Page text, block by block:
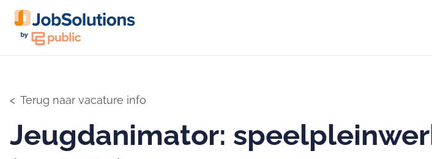
Terug naar vacature info
Jeugdanimator: